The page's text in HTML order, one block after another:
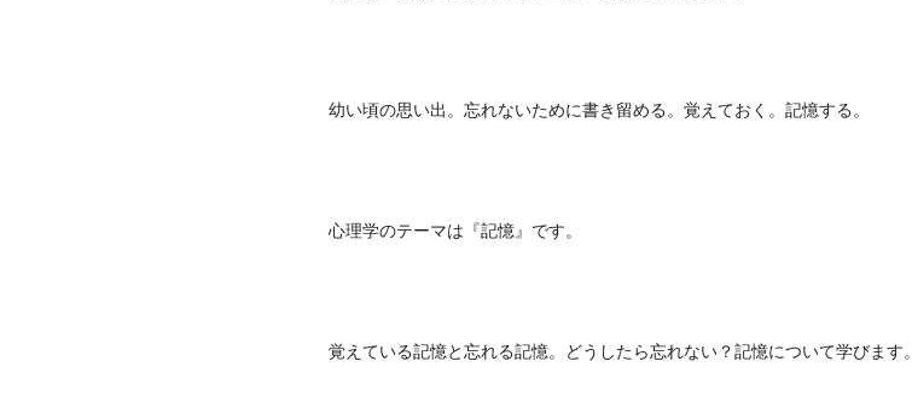
幼い頃の思い出。忘れないために書き留める。覚えておく。記憶する。
心理学のテーマは『記憶』です。
覚えている記憶と忘れる記憶。どうしたら忘れない？記憶について学びます。